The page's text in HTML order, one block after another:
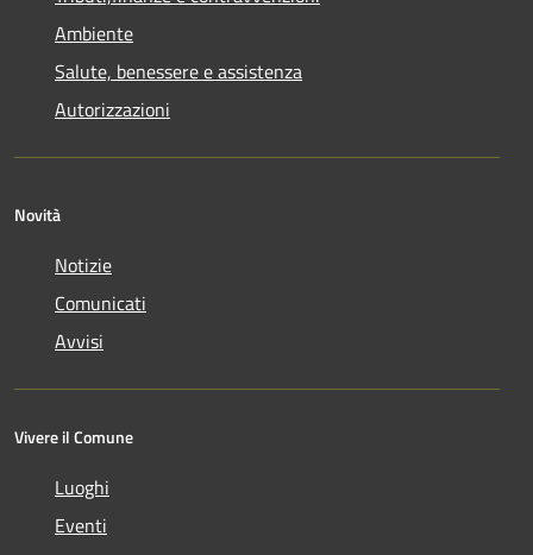
Ambiente
Salute, benessere e assistenza
Autorizzazioni
Novità
Notizie
Comunicati
Avvisi
Vivere il Comune
Luoghi
Eventi